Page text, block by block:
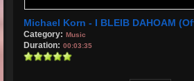
Michael Korn - I BLEIB DAHOAM
Category: Music
Duration: 00:03:35